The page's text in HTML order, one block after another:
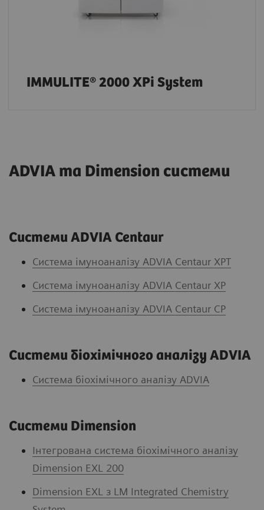
IMMULITE® 2000 XPi System
ADVIA та Dimension системи
Системи ADVIA Centaur
Система імуноаналізу ADVIA Centaur XPT
Система імуноаналізу ADVIA Centaur XP
Система імуноаналізу ADVIA Centaur CP
Системи біохімічного аналізу ADVIA
Система біохімічного аналізу ADVIA
Системи Dimension
Інтегрована система біохімічного аналізу
Dimension EXL 200
Dimension EXL з LM Integrated Chemistry